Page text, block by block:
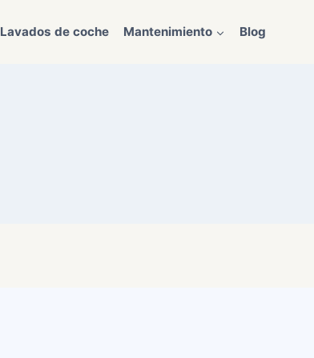
Lavados de coche Mantenimiento Blog